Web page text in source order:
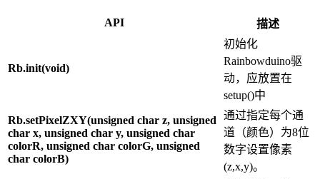
API 描述
Rb.init(void)
初始化
Rainbowduino驱
动，应放置在
setup()中
Rb.setPixelZXY(unsigned char z, unsigned
char x, unsigned char y, unsigned char
colorR, unsigned char colorG, unsigned
char colorB)
通过指定每个通
道（颜色）为8位
数字设置像素
(z,x,y)。